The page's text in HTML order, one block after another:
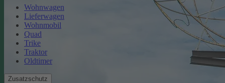
Wohnwagen
Lieferwagen
Wohnmobil
Quad
Trike
Traktor
Oldtimer
Zusatzschutz